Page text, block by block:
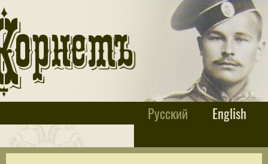
Русский English